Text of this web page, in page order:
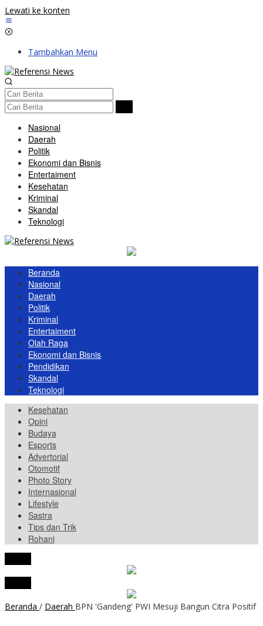
Lewati ke konten
Tambahkan Menu
Nasional
Daerah
Politik
Ekonomi dan Bisnis
Entertaiment
Kesehatan
Kriminal
Skandal
Teknologi
Beranda
Nasional
Daerah
Politik
Kriminal
Entertaiment
Olah Raga
Ekonomi dan Bisnis
Pendidikan
Skandal
Teknologi
Kesehatan
Opini
Budaya
Esports
Advertorial
Otomotif
Photo Story
Internasional
Lifestyle
Sastra
Tips dan Trik
Rohani
Beranda / Daerah BPN 'Gandeng' PWI Mesuji Bangun Citra Positif